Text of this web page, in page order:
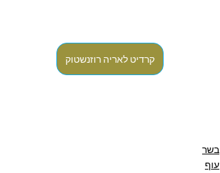
קרדיט לאריה רוזנשטוק
בשר
עוף